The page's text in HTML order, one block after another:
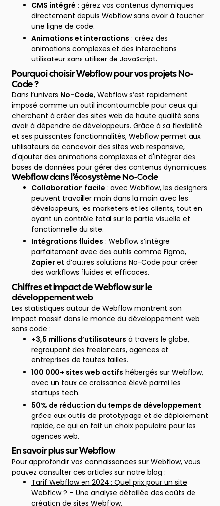
CMS intégré : gérez vos contenus dynamiques
directement depuis Webflow sans avoir à toucher
une ligne de code.
Animations et interactions : créez des
animations complexes et des interactions
utilisateur sans utiliser de JavaScript.
Pourquoi choisir Webflow pour vos projets No-
Code ?
Dans l’univers No-Code, Webflow s’est rapidement
imposé comme un outil incontournable pour ceux qui
cherchent à créer des sites web de haute qualité sans
avoir à dépendre de développeurs. Grâce à sa flexibilité
et ses puissantes fonctionnalités, Webflow permet aux
utilisateurs de concevoir des sites web responsive,
d'ajouter des animations complexes et d'intégrer des
bases de données pour gérer des contenus dynamiques.
Webflow dans l’écosystème No-Code
Collaboration facile : avec Webflow, les designers
peuvent travailler main dans la main avec les
développeurs, les marketers et les clients, tout en
ayant un contrôle total sur la partie visuelle et
fonctionnelle du site.
Intégrations fluides : Webflow s’intègre
parfaitement avec des outils comme Figma,
Zapier et d’autres solutions No-Code pour créer
des workflows fluides et efficaces.
Chiffres et impact de Webflow sur le
développement web
Les statistiques autour de Webflow montrent son
impact massif dans le monde du développement web
sans code :
+3,5 millions d’utilisateurs à travers le globe,
regroupant des freelancers, agences et
entreprises de toutes tailles.
100 000+ sites web actifs hébergés sur Webflow,
avec un taux de croissance élevé parmi les
startups tech.
50% de réduction du temps de développement
grâce aux outils de prototypage et de déploiement
rapide, ce qui en fait un choix populaire pour les
agences web.
En savoir plus sur Webflow
Pour approfondir vos connaissances sur Webflow, vous
pouvez consulter ces articles sur notre blog :
Tarif Webflow en 2024 : Quel prix pour un site
Webflow ? – Une analyse détaillée des coûts de
création de sites Webflow.